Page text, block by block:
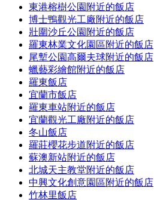
東港榕樹公園附近的飯店
博士鴨觀光工廠附近的飯店
壯圍沙丘公園附近的飯店
羅東林業文化園區附近的飯店
尾塹公園高爾夫球附近的飯店
蠟藝彩繪館附近的飯店
羅東飯店
宜蘭市飯店
羅東車站附近的飯店
宜蘭觀光工廠附近的飯店
冬山飯店
羅莊櫻花步道附近的飯店
蘇澳新站附近的飯店
北城天主教堂附近的飯店
中興文化創意園區附近的飯店
竹林里飯店